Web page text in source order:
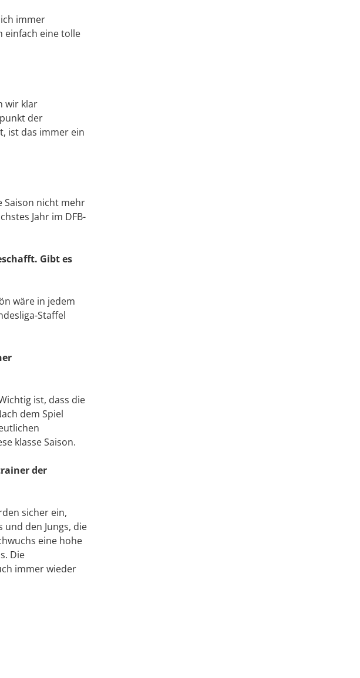
immer
einfach eine tolle
wir klar
der
ist das immer ein
Saison nicht mehr
Jahr im DFB-
Gibt es
wäre in jedem
Staffel
ist, dass die
dem Spiel
klasse Saison.
der
sicher ein,
und den Jungs, die
eine hohe
Die
immer wieder